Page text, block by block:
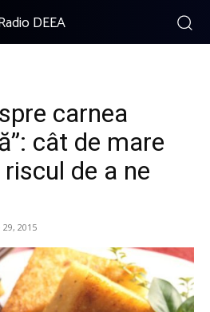
DEEA
carnea
cât de mare
de a ne
2015